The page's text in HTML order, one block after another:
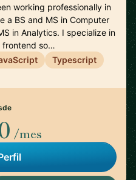
working professionally in
a BS and MS in Computer
in Analytics. I specialize in
frontend so…
Typescript
/mes